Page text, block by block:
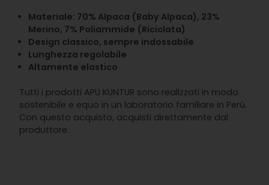
Materiale: 70% Alpaca (Baby Alpaca), 23%
Merino, 7% Poliammide (Riciclata)
Design classico, sempre indossabile
Lunghezza regolabile
Altamente elastico
Tutti i prodotti APU KUNTUR sono realizzati in modo
sostenibile e equo in un laboratorio familiare in Perù.
Con questo acquisto, acquisti direttamente dal
produttore.